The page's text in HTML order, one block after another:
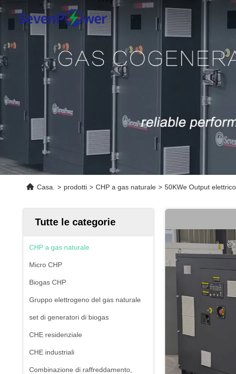
Casa. > prodotti > CHP a gas naturale > 50KWe Output
Tutte le categorie
CHP a gas naturale
Micro CHP
Biogas CHP
Gruppo elettrogeno del gas naturale
set di generatori di biogas
CHE residenziale
CHE industriali
Combinazione di raffreddamento,